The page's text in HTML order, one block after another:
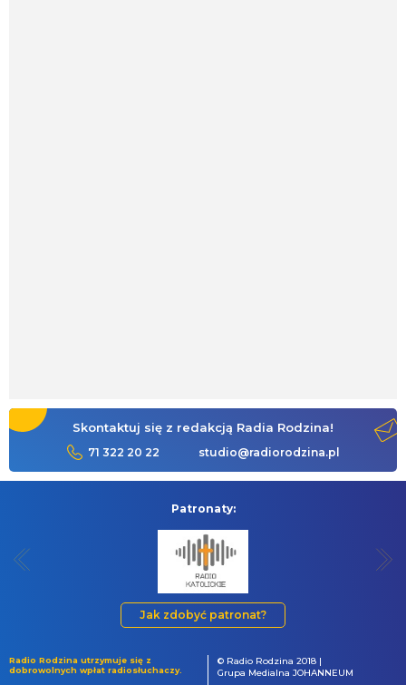
Skontaktuj się z redakcją Radia Rodzina!
71 322 20 22 studio@radiorodzina.pl
Patronaty:
Jak zdobyć patronat?
Radio Rodzina utrzymuje się z
dobrowolnych wpłat radiosłuchaczy.
© Radio Rodzina 2018 |
Grupa Medialna JOHANNEUM